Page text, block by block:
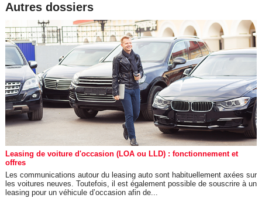
Autres dossiers
Leasing de voiture d'occasion (LOA ou LLD) : fonctionnement et
offres
Les communications autour du leasing auto sont habituellement axées sur
les voitures neuves. Toutefois, il est également possible de souscrire à un
leasing pour un véhicule d’occasion afin de...